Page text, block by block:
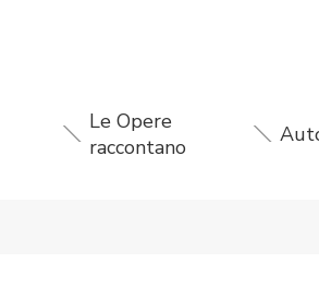
Le Opere
raccontano